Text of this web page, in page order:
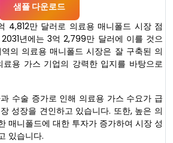
샘플 다운로드
4,812만 달러로 의료용 매니폴드 시장 점
년에는 3억 2,799만 달러에 이를 것으
의 의료용 매니폴드 시장은 잘 구축된 의
용 가스 기업의 강력한 입지를 바탕으로
수술 증가로 인해 의료용 가스 수요가 급
성장을 견인하고 있습니다. 또한, 높은 의
매니폴드에 대한 투자가 증가하여 시장 성
있습니다.